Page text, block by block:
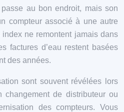
au bon endroit, mais son
compteur associé à une autre
ne remontent jamais dans
factures d’eau restent basées
des années.
sont souvent révélées lors
changement de distributeur ou
des compteurs. Vous